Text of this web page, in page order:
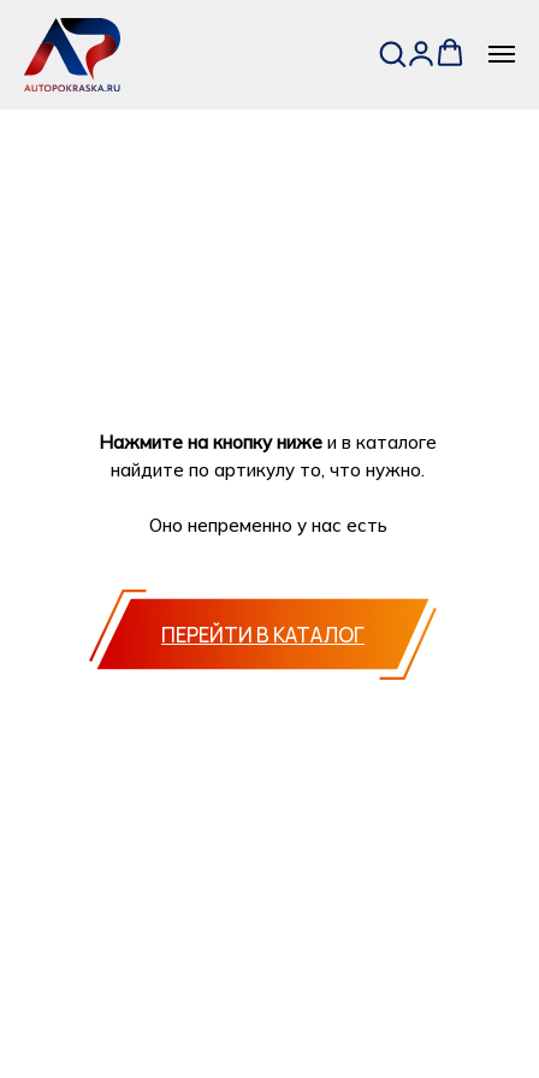
ПЕРЕЙТИ В КАТАЛОГ
Нажмите на кнопку ниже и в каталоге
найдите по артикулу то, что нужно.
Оно непременно у нас есть